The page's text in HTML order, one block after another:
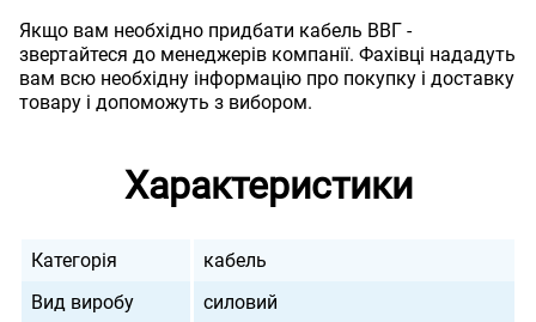
Якщо вам необхідно придбати кабель ВВГ -
звертайтеся до менеджерів компанії. Фахівці нададуть
вам всю необхідну інформацію про покупку і доставку
товару і допоможуть з вибором.
Характеристики
Категорія
кабель
Вид виробу
силовий